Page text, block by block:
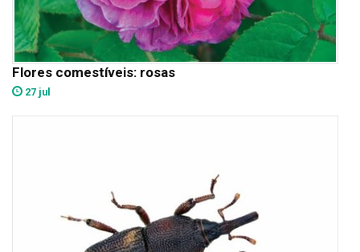
Flores comestíveis: rosas
27 jul